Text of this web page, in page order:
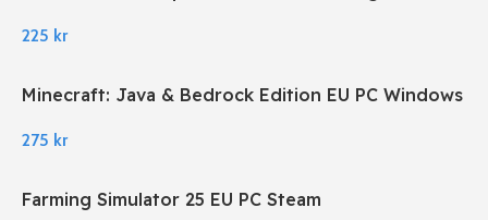
225 kr
Minecraft: Java & Bedrock Edition EU PC Windows
275 kr
Farming Simulator 25 EU PC Steam